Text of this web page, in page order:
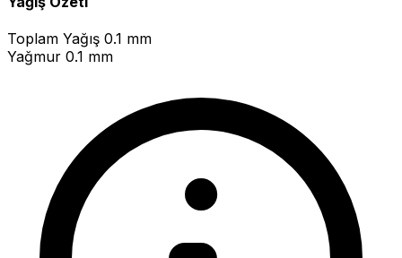
Toplam Yağış 0.1 mm
Yağmur 0.1 mm